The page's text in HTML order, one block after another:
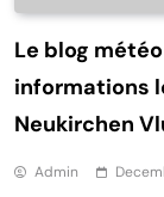
Le blog
informations
Neukirchen
Admin